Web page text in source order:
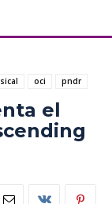
oci pndr
el